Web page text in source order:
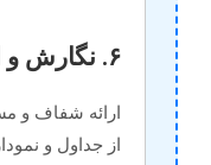
۶. نگارش و ارائه
ارائه شفاف و
از جداول و